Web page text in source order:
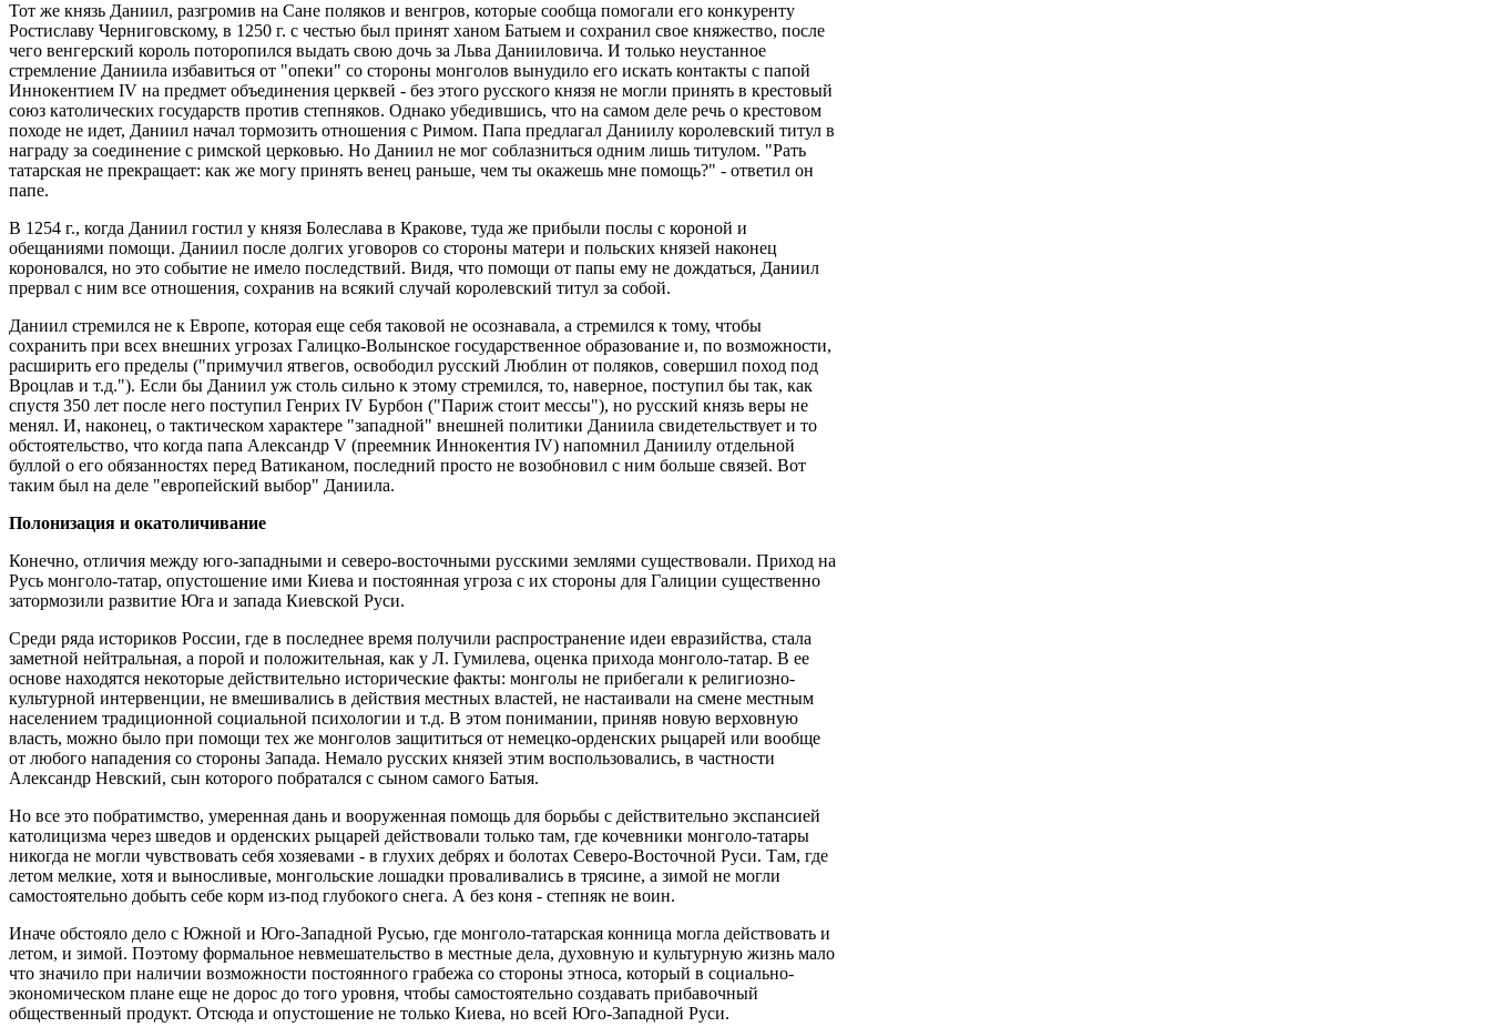
Тот же князь Даниил, разгромив на Сане поляков и венгров, которые сообща помогали его конкуренту
Ростиславу Черниговскому, в 1250 г. с честью был принят ханом Батыем и сохранил свое княжество, после
чего венгерский король поторопился выдать свою дочь за Льва Данииловича. И только неустанное
стремление Даниила избавиться от "опеки" со стороны монголов вынудило его искать контакты с папой
Иннокентием IV на предмет объединения церквей - без этого русского князя не могли принять в крестовый
союз католических государств против степняков. Однако убедившись, что на самом деле речь о крестовом
походе не идет, Даниил начал тормозить отношения с Римом. Папа предлагал Даниилу королевский титул в
награду за соединение с римской церковью. Но Даниил не мог соблазниться одним лишь титулом. "Рать
татарская не прекращает: как же могу принять венец раньше, чем ты окажешь мне помощь?" - ответил он
папе.
В 1254 г., когда Даниил гостил у князя Болеслава в Кракове, туда же прибыли послы с короной и
обещаниями помощи. Даниил после долгих уговоров со стороны матери и польских князей наконец
короновался, но это событие не имело последствий. Видя, что помощи от папы ему не дождаться, Даниил
прервал с ним все отношения, сохранив на всякий случай королевский титул за собой.
Даниил стремился не к Европе, которая еще себя таковой не осознавала, а стремился к тому, чтобы
сохранить при всех внешних угрозах Галицко-Волынское государственное образование и, по возможности,
расширить его пределы ("примучил ятвегов, освободил русский Люблин от поляков, совершил поход под
Вроцлав и т.д."). Если бы Даниил уж столь сильно к этому стремился, то, наверное, поступил бы так, как
спустя 350 лет после него поступил Генрих IV Бурбон ("Париж стоит мессы"), но русский князь веры не
менял. И, наконец, о тактическом характере "западной" внешней политики Даниила свидетельствует и то
обстоятельство, что когда папа Александр V (преемник Иннокентия IV) напомнил Даниилу отдельной
буллой о его обязанностях перед Ватиканом, последний просто не возобновил с ним больше связей. Вот
таким был на деле "европейский выбор" Даниила.
Полонизация и окатоличивание
Конечно, отличия между юго-западными и северо-восточными русскими землями существовали. Приход на
Русь монголо-татар, опустошение ими Киева и постоянная угроза с их стороны для Галиции существенно
затормозили развитие Юга и запада Киевской Руси.
Среди ряда историков России, где в последнее время получили распространение идеи евразийства, стала
заметной нейтральная, а порой и положительная, как у Л. Гумилева, оценка прихода монголо-татар. В ее
основе находятся некоторые действительно исторические факты: монголы не прибегали к религиозно-
культурной интервенции, не вмешивались в действия местных властей, не настаивали на смене местным
населением традиционной социальной психологии и т.д. В этом понимании, приняв новую верховную
власть, можно было при помощи тех же монголов защититься от немецко-орденских рыцарей или вообще
от любого нападения со стороны Запада. Немало русских князей этим воспользовались, в частности
Александр Невский, сын которого побратался с сыном самого Батыя.
Но все это побратимство, умеренная дань и вооруженная помощь для борьбы с действительно экспансией
католицизма через шведов и орденских рыцарей действовали только там, где кочевники монголо-татары
никогда не могли чувствовать себя хозяевами - в глухих дебрях и болотах Северо-Восточной Руси. Там, где
летом мелкие, хотя и выносливые, монгольские лошадки проваливались в трясине, а зимой не могли
самостоятельно добыть себе корм из-под глубокого снега. А без коня - степняк не воин.
Иначе обстояло дело с Южной и Юго-Западной Русью, где монголо-татарская конница могла действовать и
летом, и зимой. Поэтому формальное невмешательство в местные дела, духовную и культурную жизнь мало
что значило при наличии возможности постоянного грабежа со стороны этноса, который в социально-
экономическом плане еще не дорос до того уровня, чтобы самостоятельно создавать прибавочный
общественный продукт. Отсюда и опустошение не только Киева, но всей Юго-Западной Руси.